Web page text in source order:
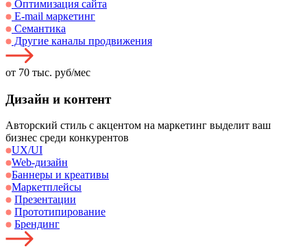
Оптимизация сайта
E-mail маркетинг
Семантика
Другие каналы продвижения
от 70 тыс. руб/мес
Дизайн и контент
Авторский стиль с акцентом на маркетинг выделит ваш
бизнес среди конкурентов
UX/UI
Web-дизайн
Баннеры и креативы
Маркетплейсы
Презентации
Прототипирование
Брендинг